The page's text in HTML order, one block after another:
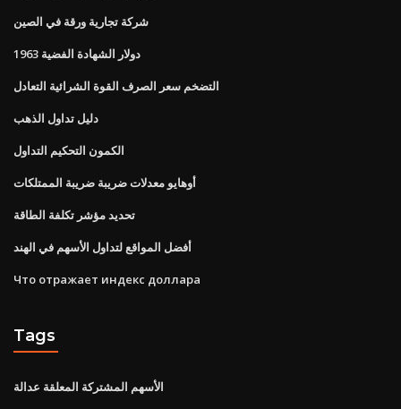
شركة تجارية ورقة في الصين
1963 دولار الشهادة الفضية
التضخم سعر الصرف القوة الشرائية التعادل
دليل تداول الذهب
الكمون التحكيم التداول
أوهايو معدلات ضريبة ضريبة الممتلكات
تحديد مؤشر تكلفة الطاقة
أفضل المواقع لتداول الأسهم في الهند
Что отражает индекс доллара
Tags
الأسهم المشتركة المعلقة عدالة